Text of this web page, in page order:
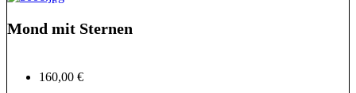
Mond mit Sternen
160,00 €